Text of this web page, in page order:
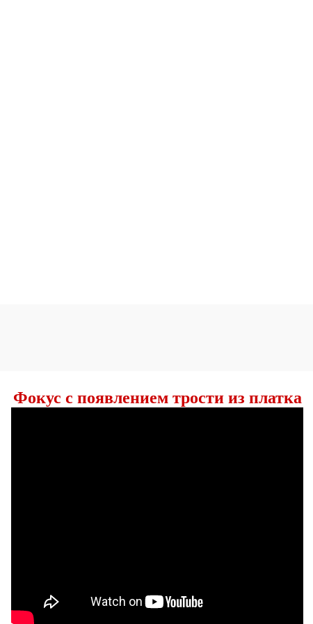
Фокус с появлением трости из платка